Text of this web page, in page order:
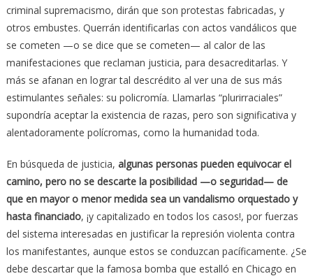
criminal supremacismo, dirán que son protestas fabricadas, y
otros embustes. Querrán identificarlas con actos vandálicos que
se cometen —o se dice que se cometen— al calor de las
manifestaciones que reclaman justicia, para desacreditarlas. Y
más se afanan en lograr tal descrédito al ver una de sus más
estimulantes señales: su policromía. Llamarlas “plurirraciales”
supondría aceptar la existencia de razas, pero son significativa y
alentadoramente polícromas, como la humanidad toda.
En búsqueda de justicia, algunas personas pueden equivocar el
camino, pero no se descarte la posibilidad —o seguridad— de
que en mayor o menor medida sea un vandalismo orquestado y
hasta financiado, ¡y capitalizado en todos los casos!, por fuerzas
del sistema interesadas en justificar la represión violenta contra
los manifestantes, aunque estos se conduzcan pacíficamente. ¿Se
debe descartar que la famosa bomba que estalló en Chicago en